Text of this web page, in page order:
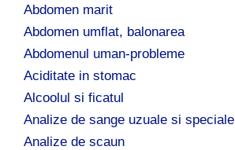
p
ă
Abdomen marit
Abdomen umflat, balonarea
Abdomenul uman-probleme
Aciditate in stomac
Alcoolul si ficatul
Analize de sange uzuale si speciale
Analize de scaun